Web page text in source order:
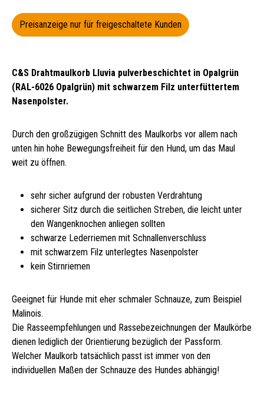
Preisanzeige nur für freigeschaltete Kunden
C&S Drahtmaulkorb Lluvia pulverbeschichtet in Opalgrün
(RAL-6026 Opalgrün) mit schwarzem Filz unterfüttertem
Nasenpolster.
Durch den großzügigen Schnitt des Maulkorbs vor allem nach
unten hin hohe Bewegungsfreiheit für den Hund, um das Maul
weit zu öffnen.
sehr sicher aufgrund der robusten Verdrahtung
sicherer Sitz durch die seitlichen Streben, die leicht unter
den Wangenknochen anliegen sollten
schwarze Lederriemen mit Schnallenverschluss
mit schwarzem Filz unterlegtes Nasenpolster
kein Stirnriemen
Geeignet für Hunde mit eher schmaler Schnauze, zum Beispiel
Malinois.
Die Rasseempfehlungen und Rassebezeichnungen der Maulkörbe
dienen lediglich der Orientierung bezüglich der Passform.
Welcher Maulkorb tatsächlich passt ist immer von den
individuellen Maßen der Schnauze des Hundes abhängig!